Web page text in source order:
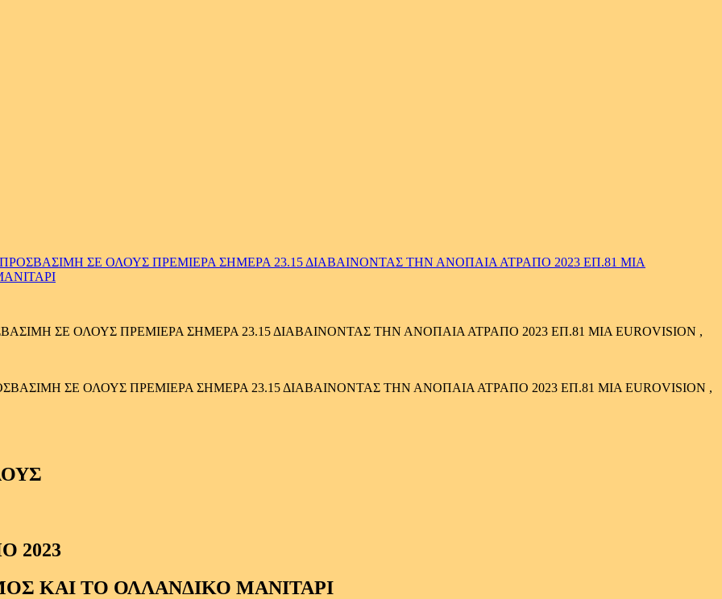
ΣΕ ΟΛΟΥΣ ΠΡΕΜΙΕΡΑ ΣΗΜΕΡΑ 23.15 ΔΙΑΒΑΙΝΟΝΤΑΣ ΤΗΝ ΑΝΟΠΑΙΑ ΑΤΡΑΠΟ 2023 ΕΠ.81 ΜΙΑ
ΣΕ ΟΛΟΥΣ ΠΡΕΜΙΕΡΑ ΣΗΜΕΡΑ 23.15 ΔΙΑΒΑΙΝΟΝΤΑΣ ΤΗΝ ΑΝΟΠΑΙΑ ΑΤΡΑΠΟ 2023 ΕΠ.81 ΜΙΑ EUROVISION ,
2023
ΚΑΙ ΤΟ ΟΛΛΑΝΔΙΚΟ ΜΑΝΙΤΑΡΙ